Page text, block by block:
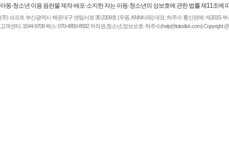
아동·청소년 이용 음란물 제작·배포·소지한 자는 아동·청소년의 성보호에 관한 법률 제11조에
(주) 쉬프트 부산광역시 해운대구 센텀서로 30 2309호 (우동, KNN타워) 대표: 하주수 통신판매: 제2015-
고객센터: 1544-9708 팩스: 070-4850-8582 저작권,청소년,정보보호: 하주수(help@totodisk.com) Copyright